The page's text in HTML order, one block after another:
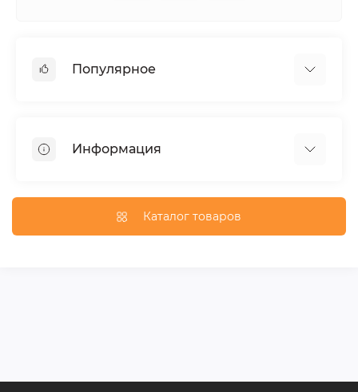
Популярное
Багажники на крышу
Информация
Доставка по Санкт-Петербургу
Доставка по России
Каталог товаров